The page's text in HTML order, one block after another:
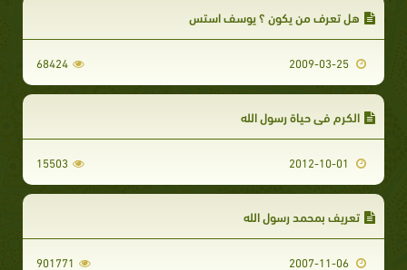
هل تعرف من يكون ؟ يوسف استس
68424
الكرم في حياة رسول الله
15503
تعريف بمحمد رسول الله
901771